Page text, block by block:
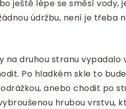
ještě lépe se směsí vody,
údržbu, není je třeba
na druhou stranu vypadalo
Po hladkém skle to
anebo chodit po
hrubou vrstvu,